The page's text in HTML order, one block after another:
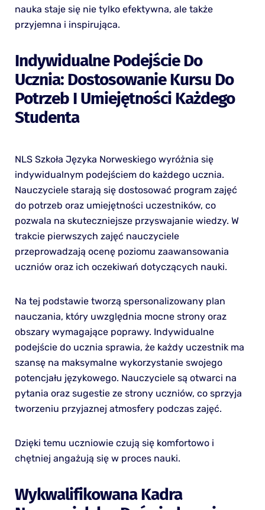
nauka staje się nie tylko efektywna, ale także
przyjemna i inspirująca.
Indywidualne Podejście Do
Ucznia: Dostosowanie Kursu Do
Potrzeb I Umiejętności Każdego
Studenta
NLS Szkoła Języka Norweskiego wyróżnia się
indywidualnym podejściem do każdego ucznia.
Nauczyciele starają się dostosować program zajęć
do potrzeb oraz umiejętności uczestników, co
pozwala na skuteczniejsze przyswajanie wiedzy. W
trakcie pierwszych zajęć nauczyciele
przeprowadzają ocenę poziomu zaawansowania
uczniów oraz ich oczekiwań dotyczących nauki.
Na tej podstawie tworzą spersonalizowany plan
nauczania, który uwzględnia mocne strony oraz
obszary wymagające poprawy. Indywidualne
podejście do ucznia sprawia, że każdy uczestnik ma
szansę na maksymalne wykorzystanie swojego
potencjału językowego. Nauczyciele są otwarci na
pytania oraz sugestie ze strony uczniów, co sprzyja
tworzeniu przyjaznej atmosfery podczas zajęć.
Dzięki temu uczniowie czują się komfortowo i
chętniej angażują się w proces nauki.
Wykwalifikowana Kadra